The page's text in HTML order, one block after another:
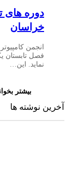
دوره
خراسان
انجمن
فصل تابستان
نماید. این…
بیشتر
آخرین نوشته ها